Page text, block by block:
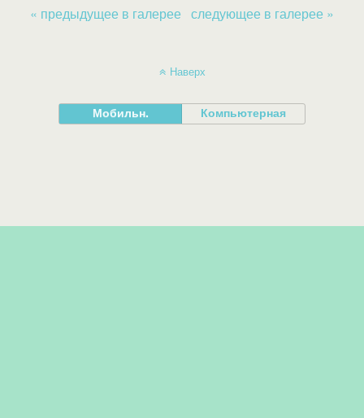
« предыдущее в галерее следующее в галерее »
Наверх
Мобильн. Компьютерная